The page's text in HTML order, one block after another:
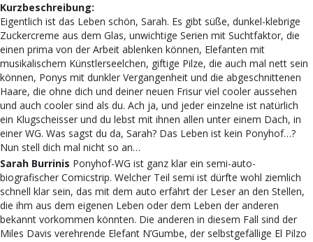
Kurzbeschreibung:
Eigentlich ist das Leben schön, Sarah. Es gibt süße, dunkel-klebrige
Zuckercreme aus dem Glas, unwichtige Serien mit Suchtfaktor, die
einen prima von der Arbeit ablenken können, Elefanten mit
musikalischem Künstlerseelchen, giftige Pilze, die auch mal nett sein
können, Ponys mit dunkler Vergangenheit und die abgeschnittenen
Haare, die ohne dich und deiner neuen Frisur viel cooler aussehen
und auch cooler sind als du. Ach ja, und jeder einzelne ist natürlich
ein Klugscheisser und du lebst mit ihnen allen unter einem Dach, in
einer WG. Was sagst du da, Sarah? Das Leben ist kein Ponyhof…?
Nun stell dich mal nicht so an…
Sarah Burrinis Ponyhof-WG ist ganz klar ein semi-auto-
biografischer Comicstrip. Welcher Teil semi ist dürfte wohl ziemlich
schnell klar sein, das mit dem auto erfährt der Leser an den Stellen,
die ihm aus dem eigenen Leben oder dem Leben der anderen
bekannt vorkommen könnten. Die anderen in diesem Fall sind der
Miles Davis verehrende Elefant N’Gumbe, der selbstgefällige El Pilzo